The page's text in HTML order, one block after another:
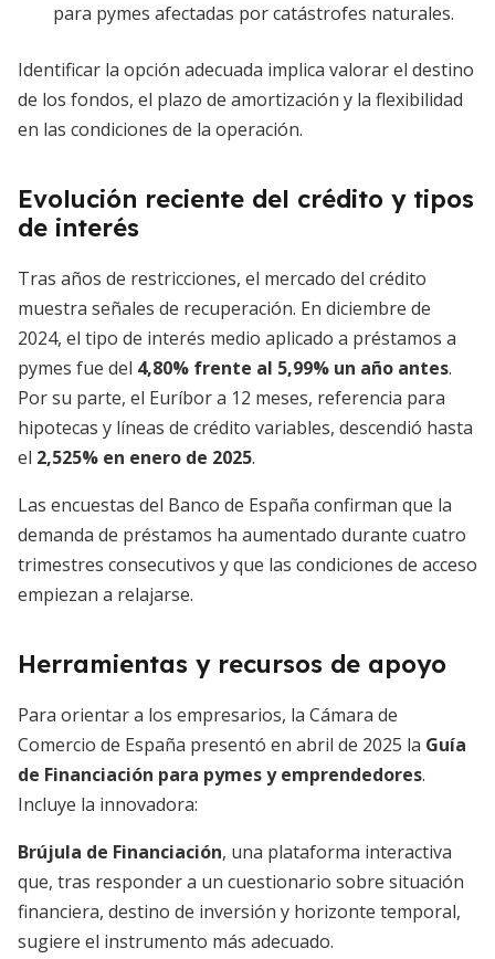
para pymes afectadas por catástrofes naturales.
Identificar la opción adecuada implica valorar el destino
de los fondos, el plazo de amortización y la flexibilidad
en las condiciones de la operación.
Evolución reciente del crédito y tipos
de interés
Tras años de restricciones, el mercado del crédito
muestra señales de recuperación. En diciembre de
2024, el tipo de interés medio aplicado a préstamos a
pymes fue del 4,80% frente al 5,99% un año antes.
Por su parte, el Euríbor a 12 meses, referencia para
hipotecas y líneas de crédito variables, descendió hasta
el 2,525% en enero de 2025.
Las encuestas del Banco de España confirman que la
demanda de préstamos ha aumentado durante cuatro
trimestres consecutivos y que las condiciones de acceso
empiezan a relajarse.
Herramientas y recursos de apoyo
Para orientar a los empresarios, la Cámara de
Comercio de España presentó en abril de 2025 la Guía
de Financiación para pymes y emprendedores.
Incluye la innovadora:
Brújula de Financiación, una plataforma interactiva
que, tras responder a un cuestionario sobre situación
financiera, destino de inversión y horizonte temporal,
sugiere el instrumento más adecuado.